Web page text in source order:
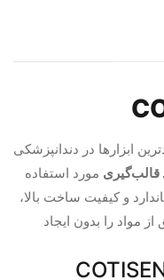
ابزارها در دندانپزشکی
قالب‌گیری مورد استفاده
و کیفیت ساخت بالا،
مواد را بدون ایجاد